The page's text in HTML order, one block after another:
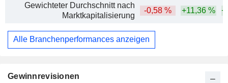
Gewichteter Durchschnitt nach
Marktkapitalisierung
-0,58 % +11,36 %
Alle Branchenperformances anzeigen
Gewinnrevisionen